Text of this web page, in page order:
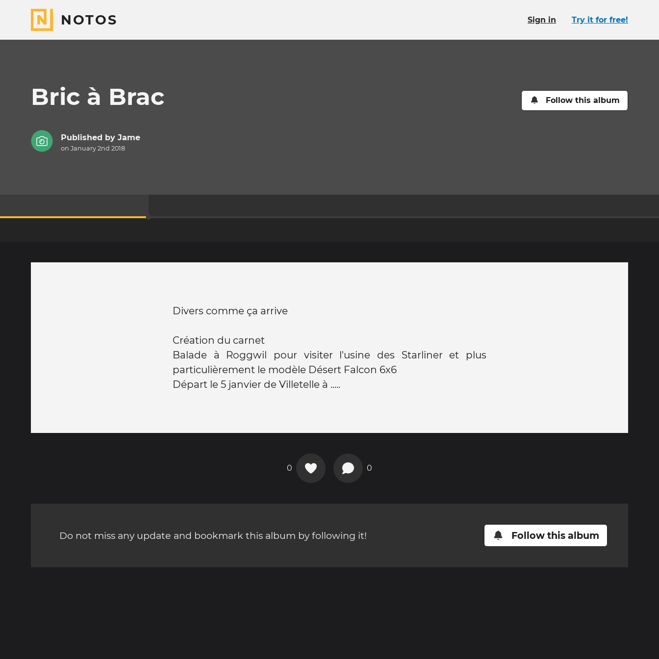
NOTOS Sign in Try it for free!
Bric à Brac Follow this album
Published by Jame
on January 2nd 2018
Divers comme ça arrive
Création du carnet
Balade à Roggwil pour visiter l'usine des Starliner et plus
particulièrement le modèle Désert Falcon 6x6
Départ le 5 janvier de Villetelle à .....
0 0
Do not miss any update and bookmark this album by following it! Follow this album